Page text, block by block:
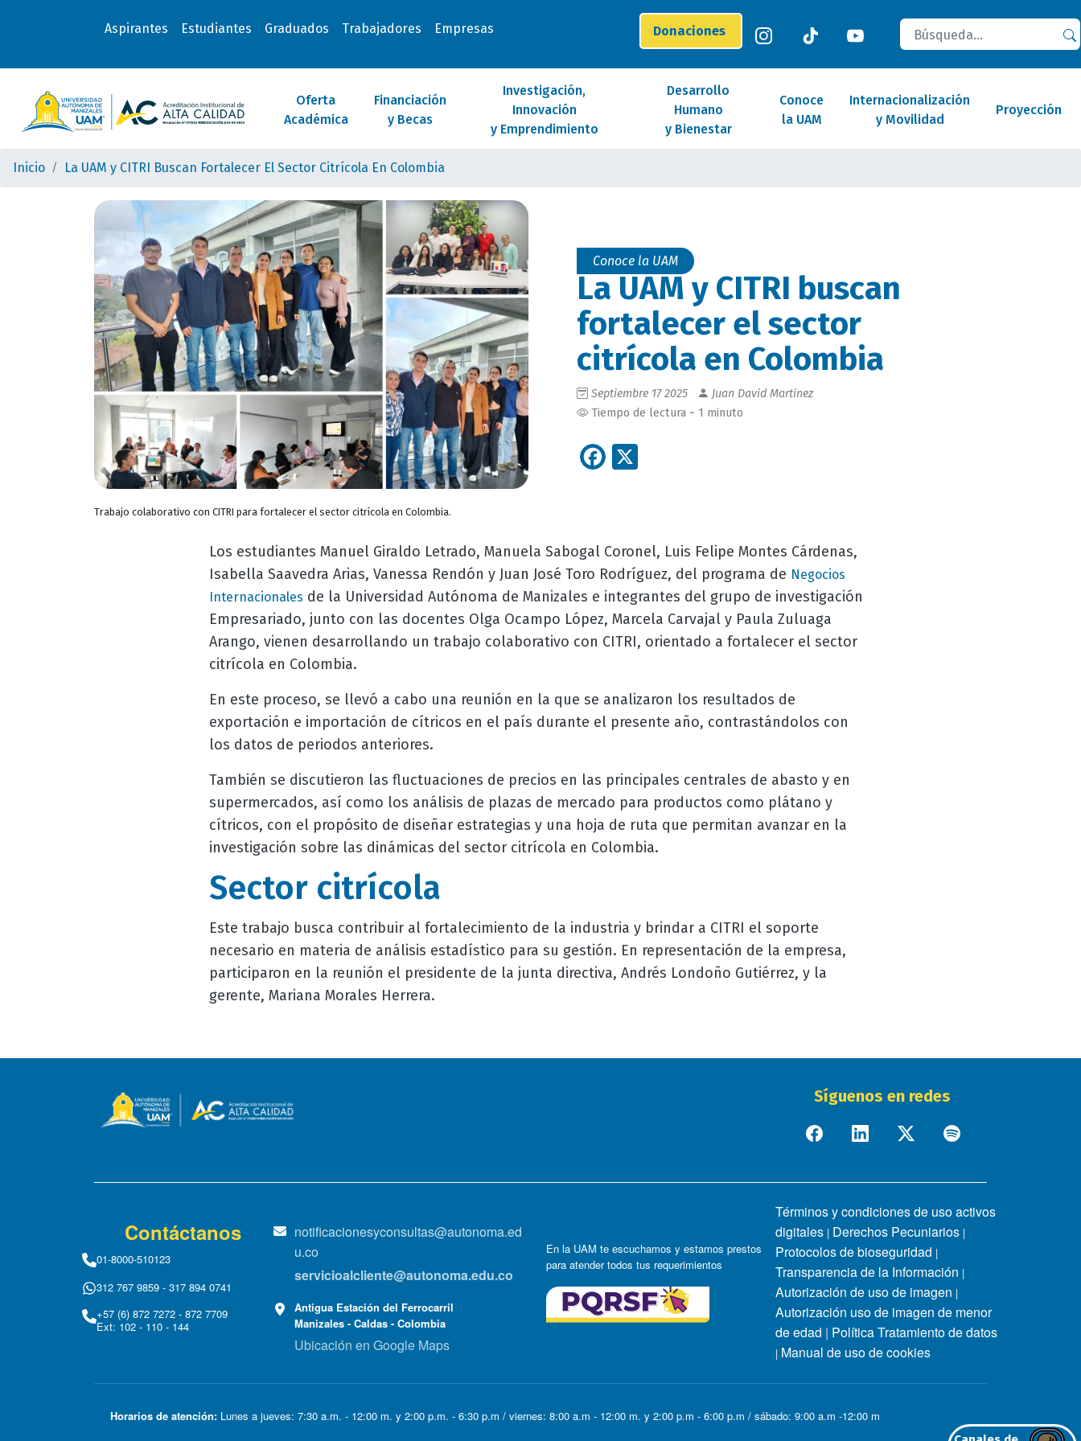
Aspirantes Estudiantes Graduados Trabajadores Empresas Donaciones
Buscar
Oferta
Académica
Financiación
y Becas
Investigación,
Innovación
y Emprendimiento
Desarrollo
Humano
y Bienestar
Conoce
la UAM
Internacionalización
y Movilidad
Proyección
Inicio La UAM y CITRI Buscan Fortalecer El Sector Citrícola En Colombia
Trabajo colaborativo con CITRI para fortalecer el sector citrícola en Colombia.
Conoce la UAM
La UAM y CITRI buscan
fortalecer el sector
citrícola en Colombia
Septiembre 17 2025
Juan David Martinez
Tiempo de lectura ~ 1 minuto
Facebook
Los estudiantes Manuel Giraldo Letrado, Manuela Sabogal Coronel, Luis Felipe Montes Cárdenas,
Isabella Saavedra Arias, Vanessa Rendón y Juan José Toro Rodríguez, del programa de Negocios
Internacionales de la Universidad Autónoma de Manizales e integrantes del grupo de investigación
Empresariado, junto con las docentes Olga Ocampo López, Marcela Carvajal y Paula Zuluaga
Arango, vienen desarrollando un trabajo colaborativo con CITRI, orientado a fortalecer el sector
citrícola en Colombia.
En este proceso, se llevó a cabo una reunión en la que se analizaron los resultados de
exportación e importación de cítricos en el país durante el presente año, contrastándolos con
los datos de periodos anteriores.
También se discutieron las fluctuaciones de precios en las principales centrales de abasto y en
supermercados, así como los análisis de plazas de mercado para productos como plátano y
cítricos, con el propósito de diseñar estrategias y una hoja de ruta que permitan avanzar en la
investigación sobre las dinámicas del sector citrícola en Colombia.
Sector citrícola
Este trabajo busca contribuir al fortalecimiento de la industria y brindar a CITRI el soporte
necesario en materia de análisis estadístico para su gestión. En representación de la empresa,
participaron en la reunión el presidente de la junta directiva, Andrés Londoño Gutiérrez, y la
gerente, Mariana Morales Herrera.
Síguenos en redes
Contáctanos
01-8000-510123
312 767 9859 - 317 894 0741
+57 (6) 872 7272 - 872 7709
Ext: 102 - 110 - 144
notificacionesyconsultas@autonoma.ed
u.co
servicioalcliente@autonoma.edu.co
Antigua Estación del Ferrocarril
Manizales - Caldas - Colombia
Ubicación en Google Maps
En la UAM te escuchamos y estamos prestos
para atender todos tus requerimientos
Términos y condiciones de uso activos
digitales | Derechos Pecuniarios |
Protocolos de bioseguridad |
Transparencia de la Información |
Autorización de uso de imagen |
Autorización uso de imagen de menor
de edad | Política Tratamiento de datos
| Manual de uso de cookies
Horarios de atención: Lunes a jueves: 7:30 a.m. - 12:00 m. y 2:00 p.m. - 6:30 p.m / viernes: 8:00 a.m - 12:00 m. y 2:00 p.m - 6:00 p.m / sábado: 9:00 a.m -12:00 m